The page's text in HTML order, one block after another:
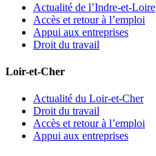
Actualité de l’Indre-et-Loire
Accès et retour à l’emploi
Appui aux entreprises
Droit du travail
Loir-et-Cher
Actualité du Loir-et-Cher
Droit du travail
Accès et retour à l’emploi
Appui aux entreprises